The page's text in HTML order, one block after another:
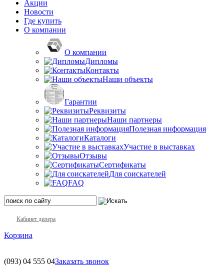
Акции
Новости
Где купить
О компании
О компании
Дипломы
Контакты
Наши объекты
Гарантии
Реквизиты
Наши партнеры
Полезная информация
Каталоги
Участие в выставках
Отзывы
Сертификаты
Для соискателей
FAQ
Кабинет дилера
Корзина
(093) 04 555 04Заказать звонок